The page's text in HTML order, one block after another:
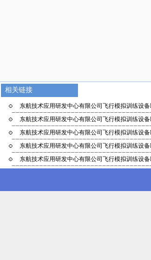
相关链接
东航技术应用研发中心有限公司飞行模拟训练设
东航技术应用研发中心有限公司飞行模拟训练设
东航技术应用研发中心有限公司飞行模拟训练设
东航技术应用研发中心有限公司飞行模拟训练设
东航技术应用研发中心有限公司飞行模拟训练设